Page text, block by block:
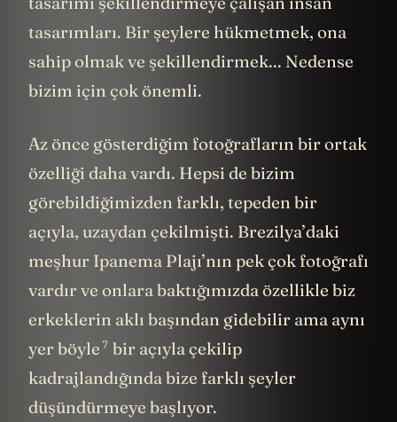
tasarımları. Bir şeylere hükmetmek, ona
sahip olmak ve şekillendirmek... Nedense
bizim için çok önemli.
Az önce gösterdiğim fotoğrafların bir ortak
özelliği daha vardı. Hepsi de bizim
görebildiğimizden farklı, tepeden bir
açıyla, uzaydan çekilmişti. Brezilya’daki
meşhur Ipanema Plajı’nın pek çok fotoğrafı
vardır ve onlara baktığımızda özellikle biz
erkeklerin aklı başından gidebilir ama aynı
yerböyle 7 bir açıyla çekilip
kadrajlandığında bize farklı şeyler
düşündürmeye başlıyor.